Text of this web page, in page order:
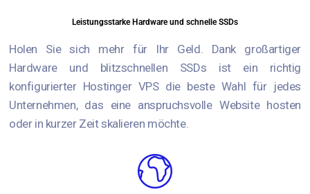
Leistungsstarke Hardware und schnelle SSDs
Holen Sie sich mehr für Ihr Geld. Dank großartiger
Hardware und blitzschnellen SSDs ist ein richtig
konfigurierter Hostinger VPS die beste Wahl für jedes
Unternehmen, das eine anspruchsvolle Website hosten
oder in kurzer Zeit skalieren möchte.